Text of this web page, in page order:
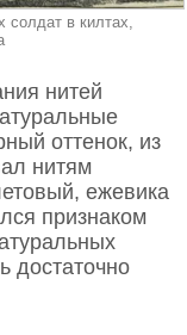
солдат в килтах,
нитей
оттенок, из
нитям
ежевика
признаком
достаточно